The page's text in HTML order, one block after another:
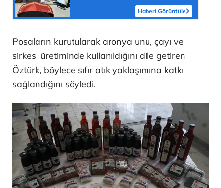
Haberi Görüntüle
Posaların kurutularak aronya unu, çayı ve
sirkesi üretiminde kullanıldığını dile getiren
Öztürk, böylece sıfır atık yaklaşımına katkı
sağlandığını söyledi.